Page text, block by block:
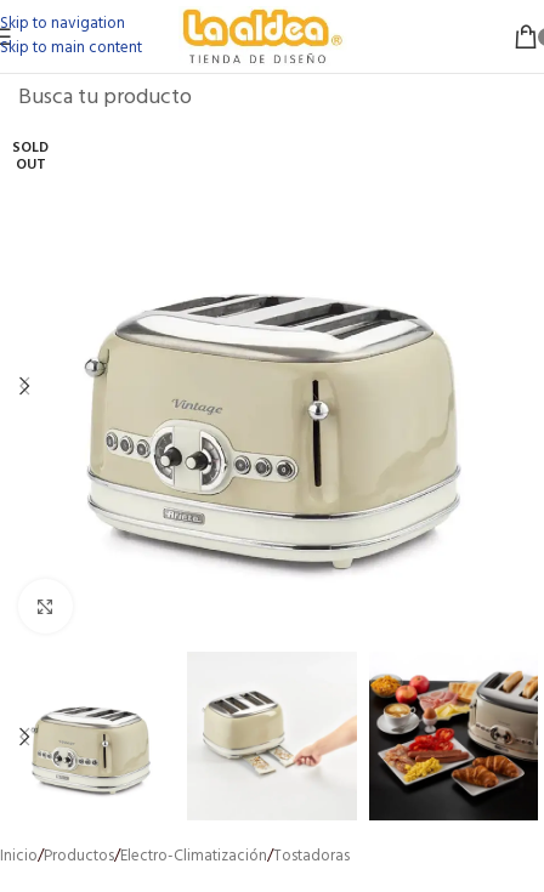
Skip to navigation
Skip to main content
SOLD
OUT
Inicio/Productos/Electro-Climatización/Tostadoras